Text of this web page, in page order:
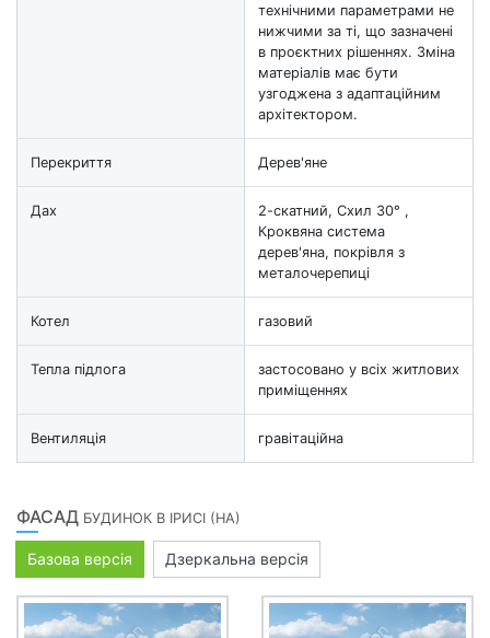
технічними параметрами не
нижчими за ті, що зазначені
в проєктних рішеннях. Зміна
матеріалів має бути
узгоджена з адаптаційним
архітектором.
Перекриття Дерев'яне
Дах
2-скатний, Схил 30° ,
Кроквяна система
дерев'яна, покрівля з
металочерепиці
Котел газовий
Тепла підлога
застосовано у всіх житлових
приміщеннях
Вентиляція гравітаційна
ФАСАД БУДИНОК В ІРИСІ (НА)
Базова версія Дзеркальна версія